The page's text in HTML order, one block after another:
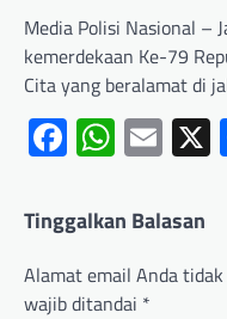
Media Polisi Nasional –
kemerdekaan Ke-79
Cita yang beralamat di
Facebook
Tinggalkan Balasan
Alamat email Anda
wajib ditandai *